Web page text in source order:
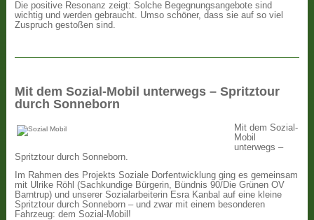
Die positive Resonanz zeigt: Solche Begegnungsangebote sind
wichtig und werden gebraucht. Umso schöner, dass sie auf so viel
Zuspruch gestoßen sind.
Mit dem Sozial-Mobil unterwegs – Spritztour
durch Sonneborn
Mit dem Sozial-
Mobil
unterwegs –
Spritztour durch Sonneborn.
Im Rahmen des Projekts Soziale Dorfentwicklung ging es gemeinsam
mit Ulrike Röhl (Sachkundige Bürgerin, Bündnis 90/Die Grünen OV
Barntrup) und unserer Sozialarbeiterin Esra Kanbal auf eine kleine
Spritztour durch Sonneborn – und zwar mit einem besonderen
Fahrzeug: dem Sozial-Mobil!